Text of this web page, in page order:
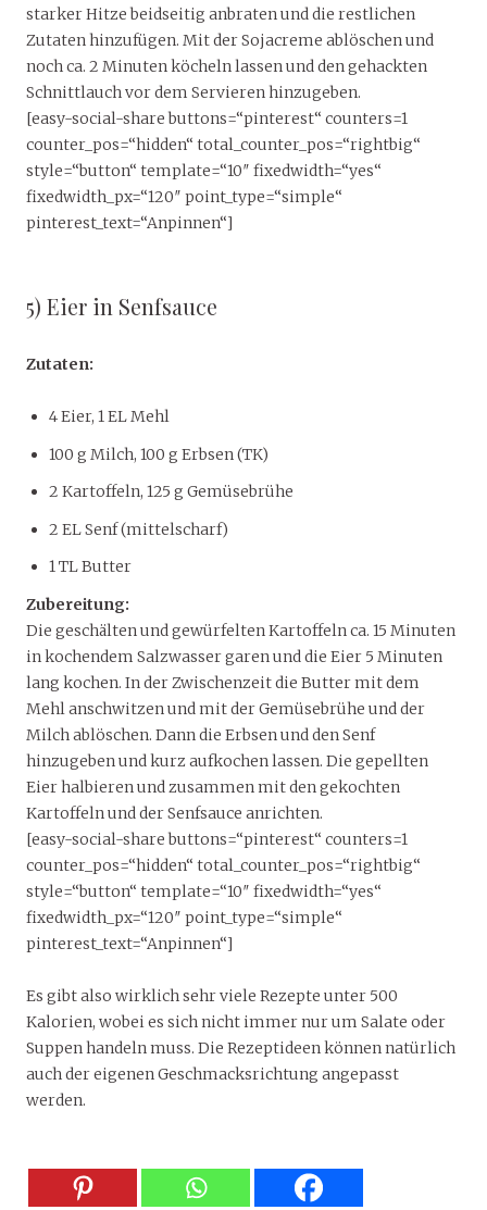
starker Hitze beidseitig anbraten und die restlichen
Zutaten hinzufügen. Mit der Sojacreme ablöschen und
noch ca. 2 Minuten köcheln lassen und den gehackten
Schnittlauch vor dem Servieren hinzugeben.
[easy-social-share buttons=“pinterest“ counters=1
counter_pos=“hidden“ total_counter_pos=“rightbig“
style=“button“ template=“10″ fixedwidth=“yes“
fixedwidth_px=“120″ point_type=“simple“
pinterest_text=“Anpinnen“]
5) Eier in Senfsauce
Zutaten:
4 Eier, 1 EL Mehl
100 g Milch, 100 g Erbsen (TK)
2 Kartoffeln, 125 g Gemüsebrühe
2 EL Senf (mittelscharf)
1 TL Butter
Zubereitung:
Die geschälten und gewürfelten Kartoffeln ca. 15 Minuten
in kochendem Salzwasser garen und die Eier 5 Minuten
lang kochen. In der Zwischenzeit die Butter mit dem
Mehl anschwitzen und mit der Gemüsebrühe und der
Milch ablöschen. Dann die Erbsen und den Senf
hinzugeben und kurz aufkochen lassen. Die gepellten
Eier halbieren und zusammen mit den gekochten
Kartoffeln und der Senfsauce anrichten.
[easy-social-share buttons=“pinterest“ counters=1
counter_pos=“hidden“ total_counter_pos=“rightbig“
style=“button“ template=“10″ fixedwidth=“yes“
fixedwidth_px=“120″ point_type=“simple“
pinterest_text=“Anpinnen“]
Es gibt also wirklich sehr viele Rezepte unter 500
Kalorien, wobei es sich nicht immer nur um Salate oder
Suppen handeln muss. Die Rezeptideen können natürlich
auch der eigenen Geschmacksrichtung angepasst
werden.